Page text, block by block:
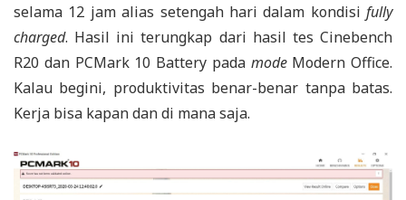
selama 12 jam alias setengah hari dalam kondisi fully
charged. Hasil ini terungkap dari hasil tes Cinebench
R20 dan PCMark 10 Battery pada modeModern Office.
Kalau begini, produktivitas benar-benar tanpa batas.
Kerja bisa kapan dan di mana saja.